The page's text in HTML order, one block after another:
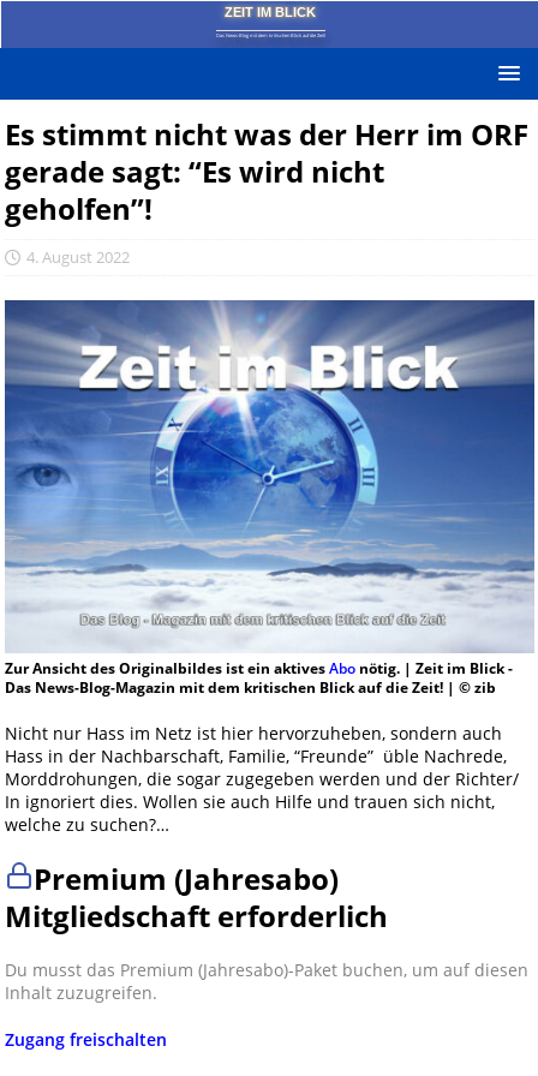
ZEIT IM BLICK
Das News-Blog mit dem kritischen Blick auf die Zeit!
Es stimmt nicht was der Herr im ORF
gerade sagt: “Es wird nicht
geholfen”!
4. August 2022
Zur Ansicht des Originalbildes ist ein aktivesAbonötig. | Zeit im Blick -
Das News-Blog-Magazin mit dem kritischen Blick auf die Zeit! | © zib
Nicht nur Hass im Netz ist hier hervorzuheben, sondern auch
Hass in der Nachbarschaft, Familie, “Freunde” üble Nachrede,
Morddrohungen, die sogar zugegeben werden und der Richter/
In ignoriert dies. Wollen sie auch Hilfe und trauen sich nicht,
welche zu suchen?…
Premium (Jahresabo)
Mitgliedschaft erforderlich
Du musst das Premium (Jahresabo)-Paket buchen, um auf diesen
Inhalt zuzugreifen.
Zugang freischalten